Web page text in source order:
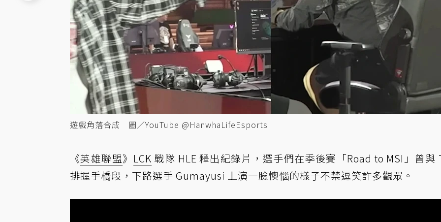
遊戲角落合成 圖／YouTube @HanwhaLifeEsports
《英雄聯盟》 LCK 戰隊 HLE 釋出紀錄片，選手們在季後賽「Road to MSI」曾與
排握手橋段，下路選手 Gumayusi 上演一臉懊惱的樣子不禁逗笑許多觀眾。